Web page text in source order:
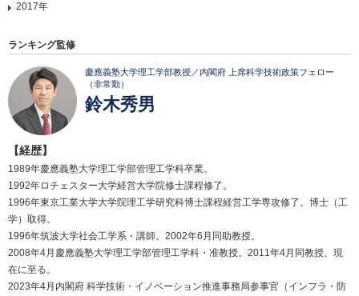
2017年
ランキング監修
慶應義塾大学理工学部教授／内閣府 上席科学技術政策フェロー
（非常勤）
鈴木秀男
【経歴】
1989年慶應義塾大学理工学部管理工学科卒業。
1992年ロチェスター大学経営大学院修士課程修了。
1996年東京工業大学大学院理工学研究科博士課程経営工学専攻修了。博士（工
学）取得。
1996年筑波大学社会工学系・講師。2002年6月同助教授。
2008年4月慶應義塾大学理工学部管理工学科・准教授。2011年4月同教授、現
在に至る。
2023年4月内閣府 科学技術・イノベーション推進事務局参事官（インフラ・防